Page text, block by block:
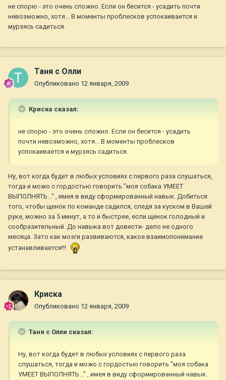
не спорю - это очень сложно. Если он бесится - усадить почти
невозможно, хотя... В моменты проблесков успокаивается и
мурзясь садиться.
Таня с Олли
Опубликовано 12 января, 2009
Криска сказал:
не спорю - это очень сложно. Если он бесится - усадить
почти невозможно, хотя... В моменты проблесков
успокаивается и мурзясь садиться.
Ну, вот когда будет в любых условиях с первого раза слушаться,
тогда и можо с гордостью говорить "моя собака УМЕЕТ
ВЫПОЛНЯТЬ..." , имея в виду сформированный навык. Добиться
того, чтобы щенок по команде садился, следя за куском в Вашей
руке, можно за 5 минут, а то и быстрее, если щенок голодный и
сообразительный. До навыка вот довести- дело не одного
месяца. Зато как мозги развиваются, какое взаимопонимание
устанавливается!!!
Криска
Опубликовано 12 января, 2009
Таня с Олли сказал:
Ну, вот когда будет в любых условиях с первого раза
слушаться, тогда и можо с гордостью говорить "моя собака
УМЕЕТ ВЫПОЛНЯТЬ..." , имея в виду сформированный навык.